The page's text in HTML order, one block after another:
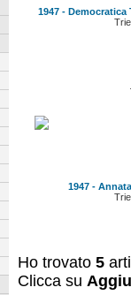
1947 - Democratica
1947 -
Ho trovato 5
Clicca su